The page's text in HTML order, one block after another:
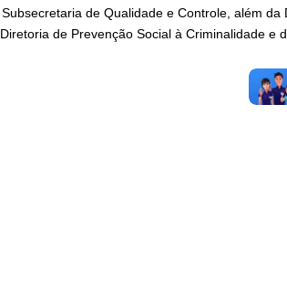
de Qualidade e Controle, além da
de Prevenção Social à Criminalidade e